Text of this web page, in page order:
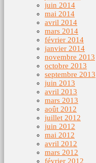
juin 2014
mai 2014
avril 2014
mars 2014
février 2014
janvier 2014
novembre 2013
octobre 2013
septembre 2013
juin 2013
avril 2013
mars 2013
août 2012
juillet 2012
juin 2012
mai 2012
avril 2012
mars 2012
février 2012